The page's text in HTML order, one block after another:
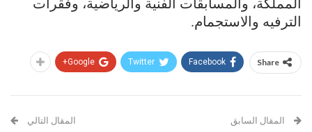
المملكة، والمسابقات الفنية والرياضية، وفقرات
الترفيه والاستجمام.
Share
Facebook
Twitter
Google+
المقال السابق المقال التالي